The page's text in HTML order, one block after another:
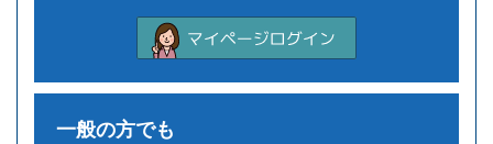
一般の方でも